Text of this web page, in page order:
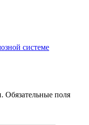
системе
Обязательные поля